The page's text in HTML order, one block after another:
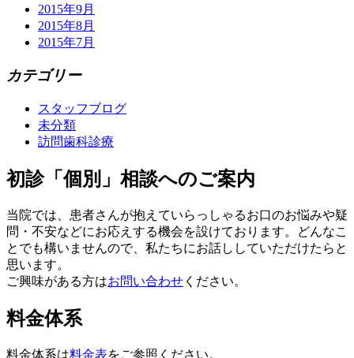
2015年9月
2015年8月
2015年7月
カテゴリー
スタッフブログ
未分類
訪問歯科診療
初診「個別」相談へのご案内
当院では、患者さんが抱えていらっしゃるお口のお悩みや疑
問・不安などにお応えする機会を設けております。どんなこ
とでも構いませんので、私たちにお話ししていただけたらと
思います。
ご興味がある方はお問い合わせ ください。
料金体系
料金体系は料金表をご参照ください。